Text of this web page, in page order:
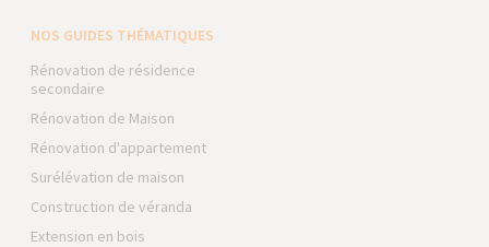
NOS GUIDES THÉMATIQUES
Rénovation de résidence
secondaire
Rénovation de Maison
Rénovation d'appartement
Surélévation de maison
Construction de véranda
Extension en bois